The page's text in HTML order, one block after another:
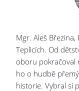
Mgr. Aleš
Teplicích. Od
oboru pokračoval
ho o hudbě
historie. Vybral si